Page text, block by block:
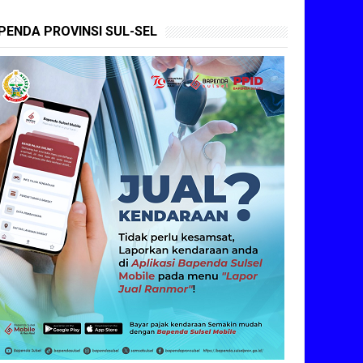
PROVINSI SUL-SEL